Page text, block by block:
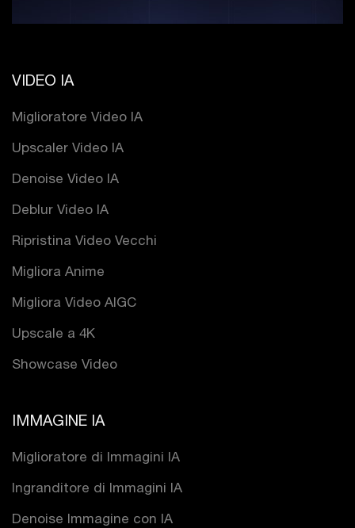
VIDEO IA
Miglioratore Video IA
Upscaler Video IA
Denoise Video IA
Deblur Video IA
Ripristina Video Vecchi
Migliora Anime
Migliora Video AIGC
Upscale a 4K
Showcase Video
IMMAGINE IA
Miglioratore di Immagini IA
Ingranditore di Immagini IA
Denoise Immagine con IA